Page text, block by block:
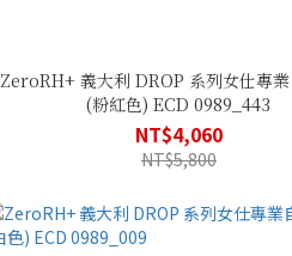
ZeroRH+ 義大利 DROP 系列女仕專
(粉紅色) ECD 0989_443
NT$4,060
NT$5,800